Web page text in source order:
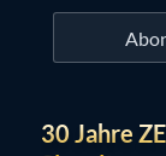
30 Jahre